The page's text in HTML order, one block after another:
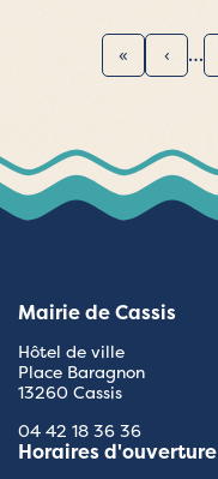
…
Mairie de Cassis
Hôtel de ville
Place Baragnon
13260 Cassis
04 42 18 36 36
Horaires d'ouverture